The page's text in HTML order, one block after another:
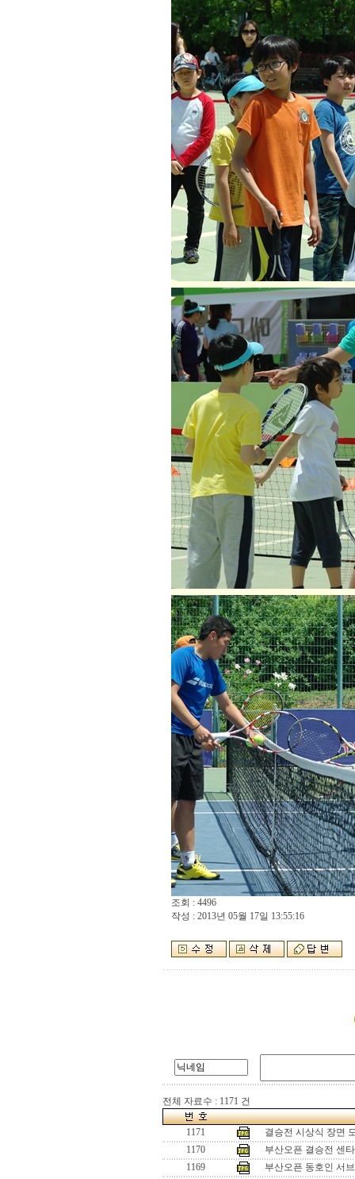
조회 : 4496
작성 : 2013년 05월 17일 13:55:16
전체 자료수 : 1171 건
1171
결승전 시상식 장면
1170
부산오픈 결승전 센
1169
부산오픈 동호인 서